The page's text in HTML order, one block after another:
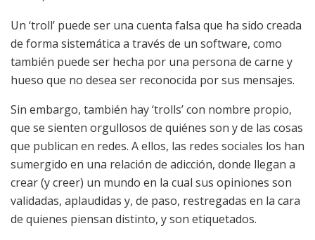
Un ‘troll’ puede ser una cuenta falsa que ha sido creada
de forma sistemática a través de un software, como
también puede ser hecha por una persona de carne y
hueso que no desea ser reconocida por sus mensajes.
Sin embargo, también hay ‘trolls’ con nombre propio,
que se sienten orgullosos de quiénes son y de las cosas
que publican en redes. A ellos, las redes sociales los han
sumergido en una relación de adicción, donde llegan a
crear (y creer) un mundo en la cual sus opiniones son
validadas, aplaudidas y, de paso, restregadas en la cara
de quienes piensan distinto, y son etiquetados.